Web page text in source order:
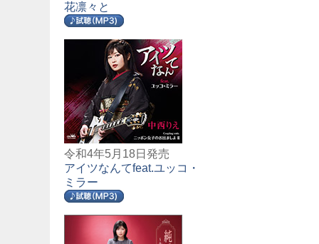
花凛々と
令和4年5月18日発売
アイツなんてfeat.ユッコ・
ミラー